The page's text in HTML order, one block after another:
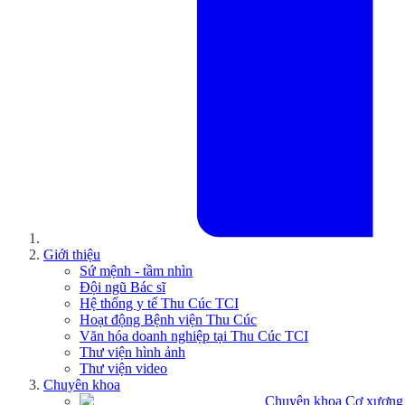
Giới thiệu
Sứ mệnh - tầm nhìn
Đội ngũ Bác sĩ
Hệ thống y tế Thu Cúc TCI
Hoạt động Bệnh viện Thu Cúc
Văn hóa doanh nghiệp tại Thu Cúc TCI
Thư viện hình ảnh
Thư viện video
Chuyên khoa
Chuyên khoa Cơ